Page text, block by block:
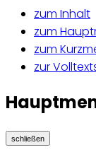
zum Inhalt
zum
zum
zur
schließen